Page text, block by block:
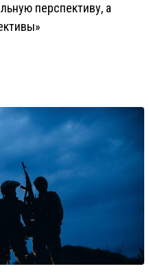
перспективу, а